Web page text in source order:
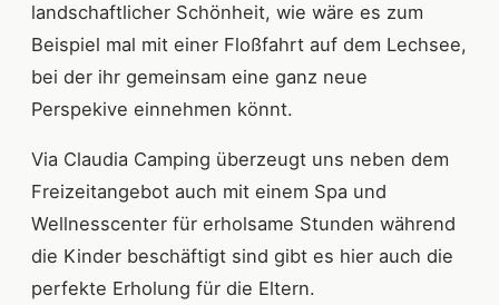
landschaftlicher Schönheit, wie wäre es zum
Beispiel mal mit einer Floßfahrt auf dem Lechsee,
bei der ihr gemeinsam eine ganz neue
Perspekive einnehmen könnt.
Via Claudia Camping überzeugt uns neben dem
Freizeitangebot auch mit einem Spa und
Wellnesscenter für erholsame Stunden während
die Kinder beschäftigt sind gibt es hier auch die
perfekte Erholung für die Eltern.